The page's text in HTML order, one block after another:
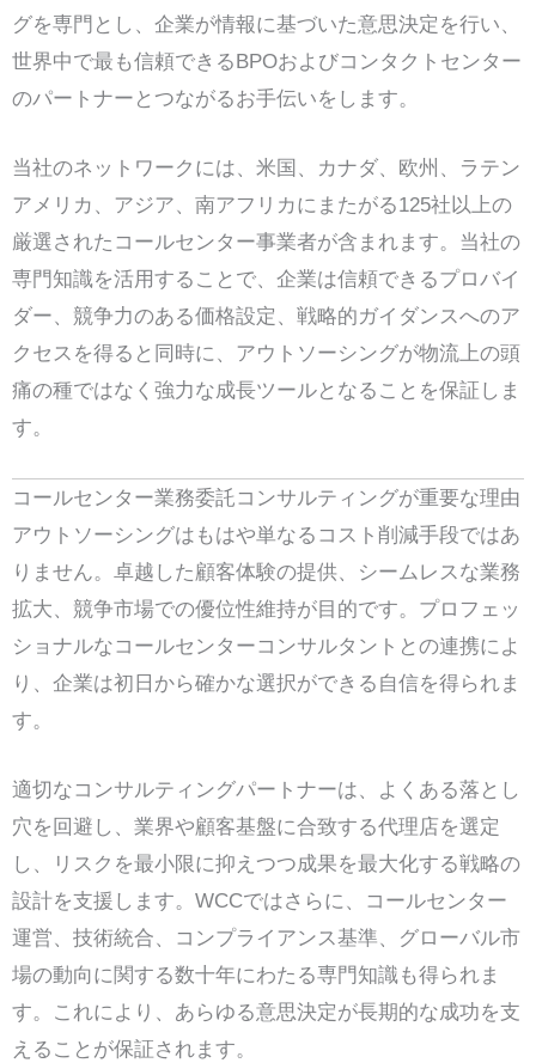
グを専門とし、企業が情報に基づいた意思決定を行い、
世界中で最も信頼できるBPOおよびコンタクトセンター
のパートナーとつながるお手伝いをします。
当社のネットワークには、米国、カナダ、欧州、ラテン
アメリカ、アジア、南アフリカにまたがる125社以上の
厳選されたコールセンター事業者が含まれます。当社の
専門知識を活用することで、企業は信頼できるプロバイ
ダー、競争力のある価格設定、戦略的ガイダンスへのア
クセスを得ると同時に、アウトソーシングが物流上の頭
痛の種ではなく強力な成長ツールとなることを保証しま
す。
コールセンター業務委託コンサルティングが重要な理由
アウトソーシングはもはや単なるコスト削減手段ではあ
りません。卓越した顧客体験の提供、シームレスな業務
拡大、競争市場での優位性維持が目的です。プロフェッ
ショナルなコールセンターコンサルタントとの連携によ
り、企業は初日から確かな選択ができる自信を得られま
す。
適切なコンサルティングパートナーは、よくある落とし
穴を回避し、業界や顧客基盤に合致する代理店を選定
し、リスクを最小限に抑えつつ成果を最大化する戦略の
設計を支援します。WCCではさらに、コールセンター
運営、技術統合、コンプライアンス基準、グローバル市
場の動向に関する数十年にわたる専門知識も得られま
す。これにより、あらゆる意思決定が長期的な成功を支
えることが保証されます。